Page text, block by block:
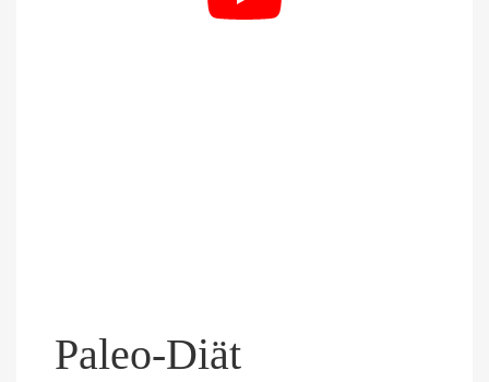
Paleo-Diät